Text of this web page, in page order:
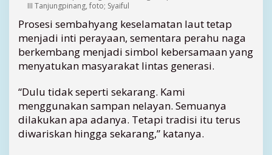
III Tanjungpinang, foto; Syaiful
Prosesi sembahyang keselamatan laut tetap
menjadi inti perayaan, sementara perahu naga
berkembang menjadi simbol kebersamaan yang
menyatukan masyarakat lintas generasi.
“Dulu tidak seperti sekarang. Kami
menggunakan sampan nelayan. Semuanya
dilakukan apa adanya. Tetapi tradisi itu terus
diwariskan hingga sekarang,” katanya.